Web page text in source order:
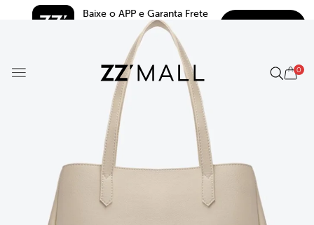
Baixe o APP e Garanta Frete
5.0
0